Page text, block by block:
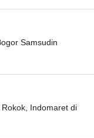
Samsudin
Indomaret di